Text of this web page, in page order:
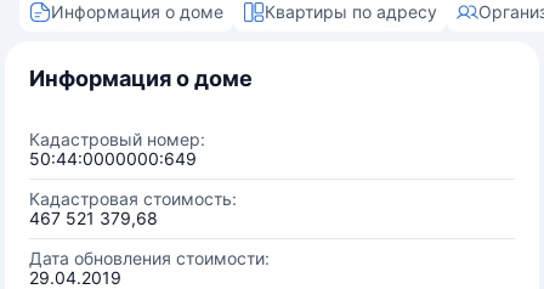
Информация о доме Квартиры по адресу
Информация о доме
Кадастровый номер:
50:44:0000000:649
Кадастровая стоимость:
467 521 379,68
Дата обновления стоимости:
29.04.2019